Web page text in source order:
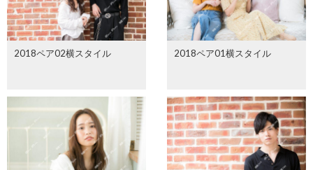
2018ペア02横スタイル 2018ペア01横スタイル